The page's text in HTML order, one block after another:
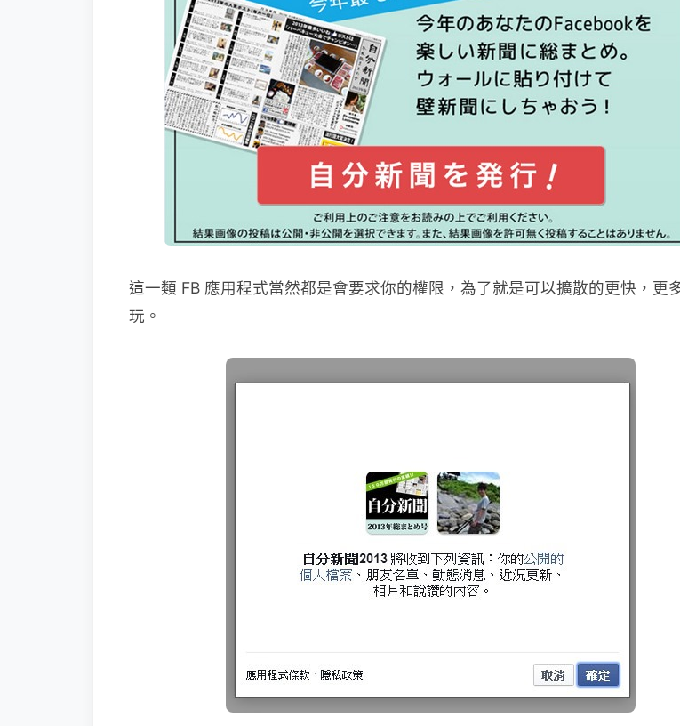
這一類 FB 應用程式當然都是會要求你的權限，為了就是可以擴散的更快，更
玩。